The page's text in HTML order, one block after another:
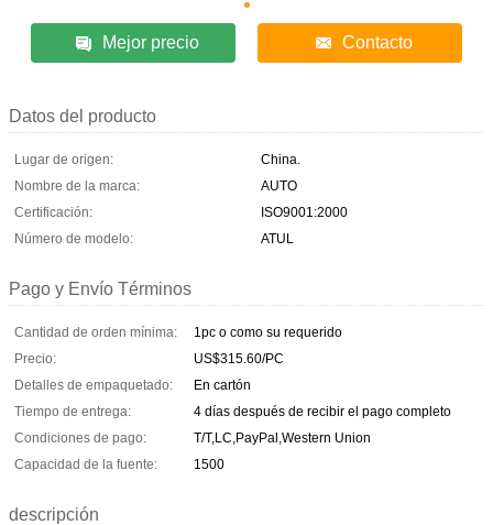
Mejor precio Contacto
Datos del producto
Lugar de origen:
China.
Nombre de la marca:
AUTO
Certificación:
ISO9001:2000
Número de modelo:
ATUL
Pago y Envío Términos
Cantidad de orden mínima:
1pc o como su requerido
Precio:
US$315.60/PC
Detalles de empaquetado:
En cartón
Tiempo de entrega:
4 días después de recibir el pago completo
Condiciones de pago:
T/T,LC,PayPal,Western Union
Capacidad de la fuente:
1500
descripción